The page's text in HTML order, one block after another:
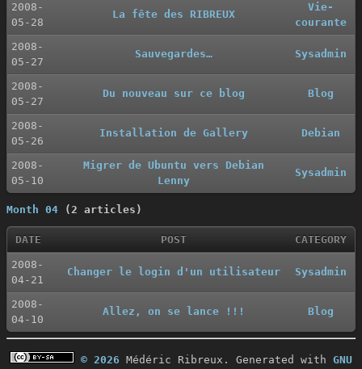
2008-
05-28
La fête des RIBREUX
Vie-
courante
2008-
05-27
Sauvegardes… Sysadmin
2008-
05-27
Du nouveau sur ce blog Blog
2008-
05-26
Installation de Gallery Debian
2008-
05-10
Migrer de Ubuntu vers Debian
Lenny
Sysadmin
Month 04(2 articles)
DATE POST CATEGORY
2008-
04-21
Changer le login d'un utilisateur Sysadmin
2008-
04-10
Allez, on se lance !!! Blog
© 2026 Médéric Ribreux. Generated with GNU